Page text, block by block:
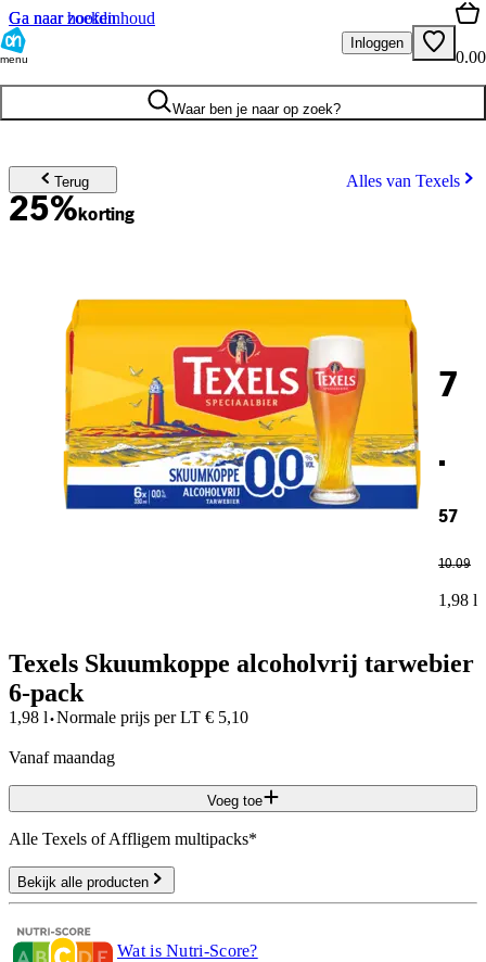
Ga naar hoofdinhoud
Ga naar zoeken
menu
Inloggen
0.00
Waar ben je naar op zoek?
Terug Alles van Texels
25%korting
7
.
57
10.09
1,98 l
Texels Skuumkoppe alcoholvrij tarwebier
6-pack
1,98 l·Normale prijs per LT € 5,10
vanaf maandag
Voeg toe
Alle Texels of Affligem multipacks*
Bekijk alle producten
Wat is Nutri-Score?